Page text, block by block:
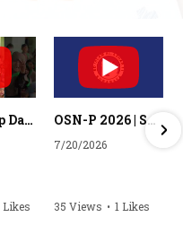
MPLS Recap Day 1 - SDI Al Azhar 11 Surabaya
Likes
OSN-P 2026 | SD - 20533043 - SD ISLAM AL AZHAR 11 SURABAYA | IPA
7/20/2026
35 Views • 1 Likes